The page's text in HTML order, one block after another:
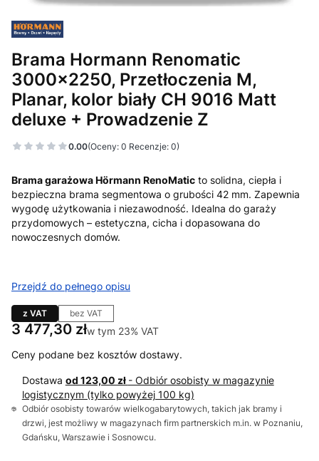
Brama Hormann Renomatic
3000x2250, Przetłoczenia M,
Planar, kolor biały CH 9016 Matt
deluxe + Prowadzenie Z
0.00(Oceny: 0 Recenzje: 0)
Brama garażowa Hörmann RenoMatic to solidna, ciepła i
bezpieczna brama segmentowa o grubości 42 mm. Zapewnia
wygodę użytkowania i niezawodność. Idealna do garaży
przydomowych – estetyczna, cicha i dopasowana do
nowoczesnych domów.
Przejdź do pełnego opisu
z VAT bez VAT
Cena
3 477,30 złw tym 23% VAT
w tym 23% VAT
Ceny podane bez kosztów dostawy.
Dostawa od 123,00 zł - Odbiór osobisty w magazynie
logistycznym (tylko powyżej 100 kg)
Odbiór osobisty towarów wielkogabarytowych, takich jak bramy i
drzwi, jest możliwy w magazynach firm partnerskich m.in. w Poznaniu,
Gdańsku, Warszawie i Sosnowcu.